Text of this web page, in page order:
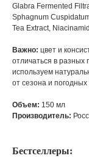
Glabra Fermented
Sphagnum
Tea Extract,
Важно: цвет и
отличаться в разных
используем
от сезона и
Объем: 150 мл
Производитель:
Бестселлеры: